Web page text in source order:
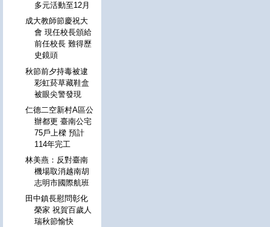
多元活動至12月
成大教師節慶祝大
會 現任校長頒給
前任校長 難得歷
史鏡頭
秋節前夕持毒被逮
彩虹菸草藏鞋盒
被眼尖警發現
仁德二空新村A區公
辦都更 臺南公宅
75戶上樑 預計
114年完工
林美燕：反對臺南
機場取消越南胡
志明市國際航班
田中鎮長慰問彰化
榮家 祝賀百歲人
瑞秋節愉快